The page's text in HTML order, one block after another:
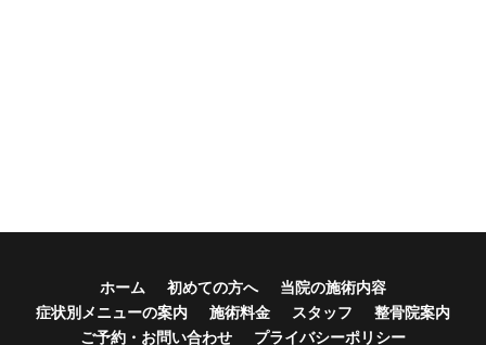
ホーム 初めての方へ
当院の施術内容
症状別メニューの案内
施術料金 スタッフ
整骨院案内
ご予約・お問い合わせ
プライバシーポリシー